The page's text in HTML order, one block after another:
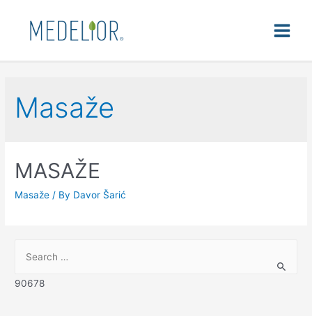
Masaže
MASAŽE
Masaže / By Davor Šarić
90678